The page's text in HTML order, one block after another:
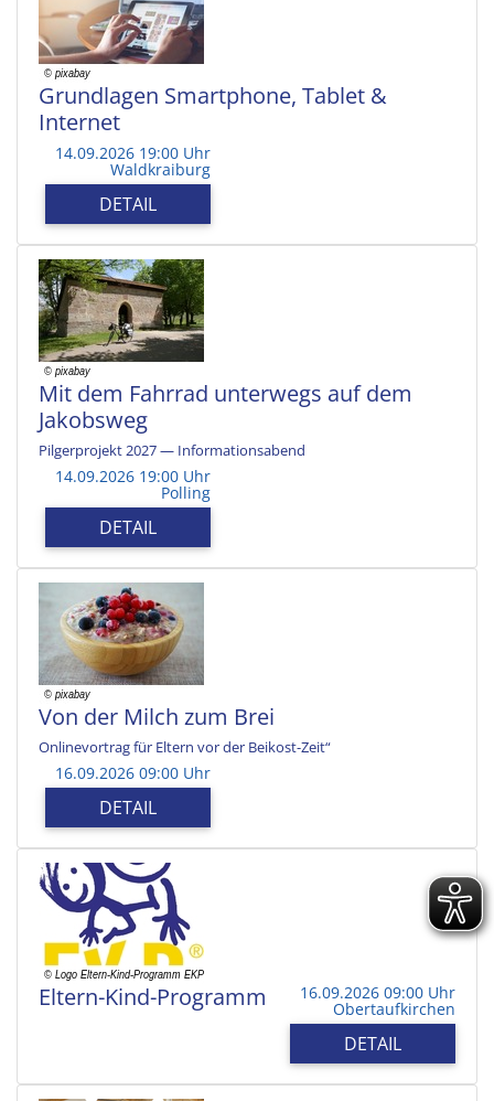
Grundlagen Smartphone, Tablet &
Internet
14.09.2026 19:00 Uhr
Waldkraiburg
DETAIL
Mit dem Fahrrad unterwegs auf dem
Jakobsweg
Pilgerprojekt 2027 — Informationsabend
14.09.2026 19:00 Uhr
Polling
DETAIL
Von der Milch zum Brei
Onlinevortrag für Eltern vor der Beikost-Zeit“
16.09.2026 09:00 Uhr
DETAIL
Eltern-Kind-Programm 16.09.2026 09:00 Uhr
Obertaufkirchen
DETAIL